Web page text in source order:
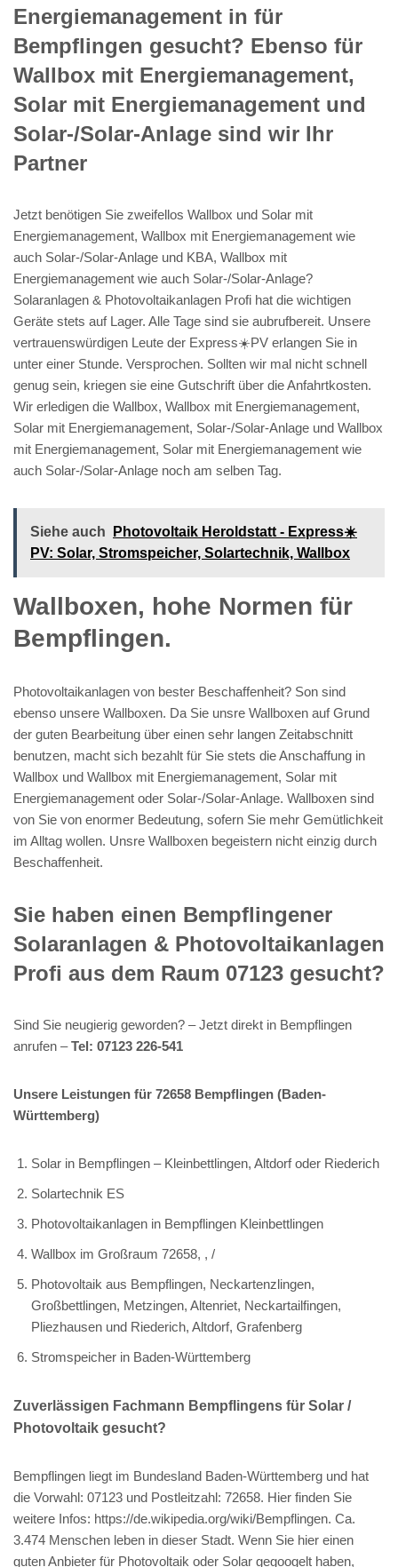
Energiemanagement in für
Bempflingen gesucht? Ebenso für
Wallbox mit Energiemanagement,
Solar mit Energiemanagement und
Solar-/Solar-Anlage sind wir Ihr
Partner
Jetzt benötigen Sie zweifellos Wallbox und Solar mit
Energiemanagement, Wallbox mit Energiemanagement wie
auch Solar-/Solar-Anlage und KBA, Wallbox mit
Energiemanagement wie auch Solar-/Solar-Anlage?
Solaranlagen & Photovoltaikanlagen Profi hat die wichtigen
Geräte stets auf Lager. Alle Tage sind sie aubrufbereit. Unsere
vertrauenswürdigen Leute der Express☀️PV️ erlangen Sie in
unter einer Stunde. Versprochen. Sollten wir mal nicht schnell
genug sein, kriegen sie eine Gutschrift über die Anfahrtkosten.
Wir erledigen die Wallbox, Wallbox mit Energiemanagement,
Solar mit Energiemanagement, Solar-/Solar-Anlage und Wallbox
mit Energiemanagement, Solar mit Energiemanagement wie
auch Solar-/Solar-Anlage noch am selben Tag.
Siehe auch
Photovoltaik Heroldstatt - Express☀️
PV️: Solar, Stromspeicher, Solartechnik, Wallbox
Wallboxen, hohe Normen für
Bempflingen.
Photovoltaikanlagen von bester Beschaffenheit? Son sind
ebenso unsere Wallboxen. Da Sie unsre Wallboxen auf Grund
der guten Bearbeitung über einen sehr langen Zeitabschnitt
benutzen, macht sich bezahlt für Sie stets die Anschaffung in
Wallbox und Wallbox mit Energiemanagement, Solar mit
Energiemanagement oder Solar-/Solar-Anlage. Wallboxen sind
von Sie von enormer Bedeutung, sofern Sie mehr Gemütlichkeit
im Alltag wollen. Unsre Wallboxen begeistern nicht einzig durch
Beschaffenheit.
Sie haben einen Bempflingener
Solaranlagen & Photovoltaikanlagen
Profi aus dem Raum 07123 gesucht?
Sind Sie neugierig geworden? – Jetzt direkt in Bempflingen
anrufen –Tel: 07123 226-541
Unsere Leistungen für 72658 Bempflingen (Baden-
Württemberg)
Solar in Bempflingen – Kleinbettlingen, Altdorf oder Riederich
Solartechnik ES
Photovoltaikanlagen in Bempflingen Kleinbettlingen
Wallbox im Großraum 72658, , /
Photovoltaik aus Bempflingen, Neckartenzlingen,
Großbettlingen, Metzingen, Altenriet, Neckartailfingen,
Pliezhausen und Riederich, Altdorf, Grafenberg
Stromspeicher in Baden-Württemberg
Zuverlässigen Fachmann Bempflingens für Solar /
Photovoltaik gesucht?
Bempflingen liegt im Bundesland Baden-Württemberg und hat
die Vorwahl: 07123 und Postleitzahl: 72658. Hier finden Sie
weitere Infos: https://de.wikipedia.org/wiki/Bempflingen. Ca.
3.474 Menschen leben in dieser Stadt. Wenn Sie hier einen
guten Anbieter für Photovoltaik oder Solar gegoogelt haben,